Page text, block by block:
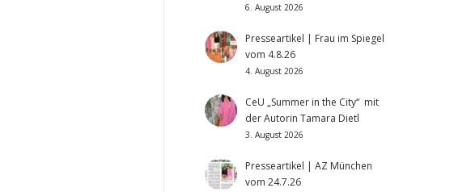
6. August 2026
Presseartikel | Frau im Spiegel
vom 4.8.26
4. August 2026
CeU „Summer in the City“ mit
der Autorin Tamara Dietl
3. August 2026
Presseartikel | AZ München
vom 24.7.26